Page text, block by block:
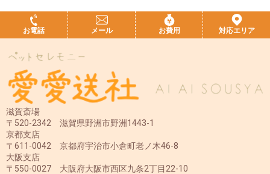
お電話 メール お費用 対応エリア
滋賀斎場
〒520-2342 滋賀県野洲市野洲1443-1
京都支店
〒611-0042 京都府宇治市小倉町老ノ木46-8
大阪支店
〒550-0027 大阪府大阪市西区九条2丁目22-10